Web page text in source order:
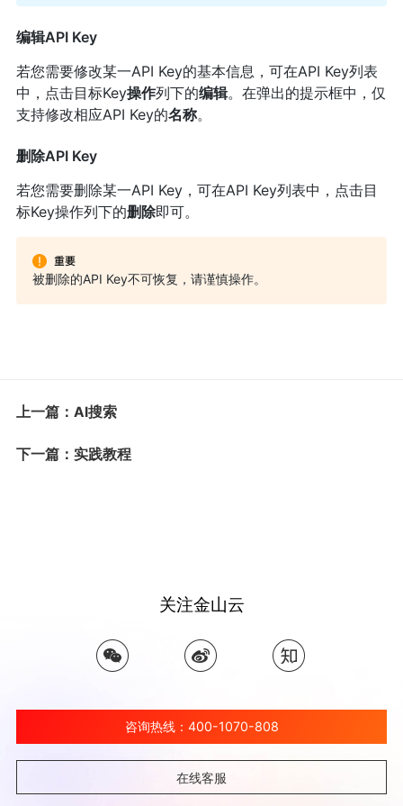
编辑API Key
若您需要修改某一API Key的基本信息，可在API Key列表
中，点击目标Key操作列下的编辑。在弹出的提示框中，仅
支持修改相应API Key的名称。
删除API Key
若您需要删除某一API Key，可在API Key列表中，点击目
标Key操作列下的删除即可。
被删除的API Key不可恢复，请谨慎操作。
上一篇：AI搜索
下一篇：实践教程
关注金山云
咨询热线：400-1070-808
在线客服